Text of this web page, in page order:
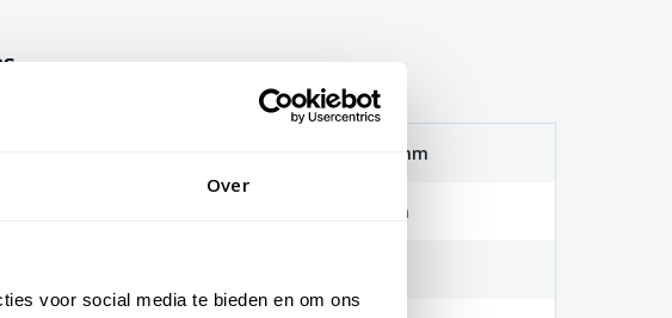
Over
voor social media te bieden en om ons
110mm of 140mm
15mm of 20mm